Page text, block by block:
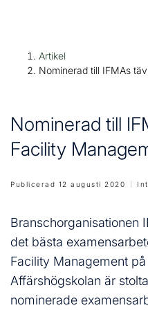
Huvudnavigation
Artikel
Nominerad till IFMAs
Nominerad till
Facility
Publicerad 12 augusti 2020
Branschorganisationen
det bästa
Facility Management
Affärshögskolan är
nominerade